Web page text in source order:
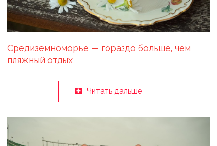
Средиземноморье — гораздо больше, чем
пляжный отдых
Читать дальше